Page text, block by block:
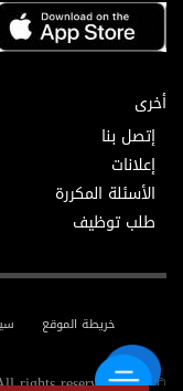
أخرى
إتصل بنا
إعلانات
الأسئلة المكررة
طلب توظيف
خريطة الموقع
© 2025
rights reserved.